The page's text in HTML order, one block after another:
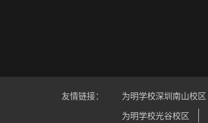
友情链接： 为明学校深圳南山校区
为明学校光谷校区